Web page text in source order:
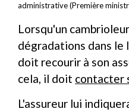
administrative (Première
Lorsqu'un
dégradations dans
doit recourir à son
cela, il doit contacter
L'assureur lui